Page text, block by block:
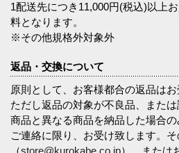
1配送先につき11,000円(税込)以上
料となります。
※その他規格外対象外
返品・交換について
原則として、お客様都合の返品はお
ただし返品の対象が不良品、また
商品と異なる商品を納品した場合
ご連絡に限り、お受け致します。